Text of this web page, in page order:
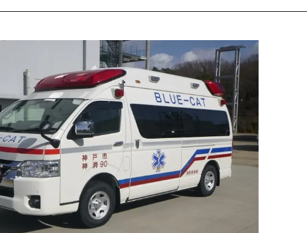
下町の店≒家
下町ならではの家みたいな店を紹介する記事
です
Shitamachi Chemistry
下町の「あの人」×「あの人」の科学反応を楽し
む企画です